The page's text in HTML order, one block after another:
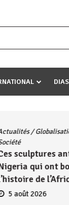
wawe canke
/
sculptures
qui ont
de
5 août 2026